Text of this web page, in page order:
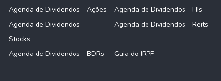
Agenda de Dividendos - Ações
Agenda de Dividendos - FIIs
Agenda de Dividendos -
Stocks
Agenda de Dividendos - Reits
Agenda de Dividendos - BDRs Guia do IRPF